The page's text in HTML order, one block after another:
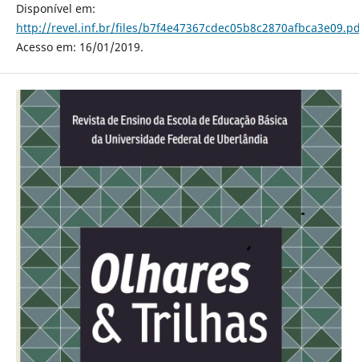
Disponível em:
http://revel.inf.br/files/
Acesso em: 16/01/2019.